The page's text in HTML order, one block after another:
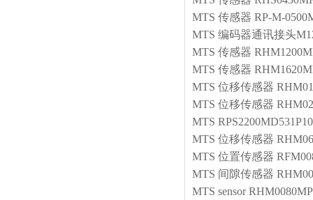
MTS 传感器 RP-M-
MTS 编码器通讯接头
MTS 传感器
MTS 传感器
MTS 位移传感器
MTS 位移传感器
MTS
MTS 位移传感器
MTS 位置传感器
MTS 间隙传感器
MTS sensor